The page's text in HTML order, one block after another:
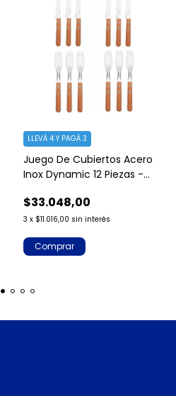
Juego De Cubiertos Acero
Inox Dynamic 12 Piezas -
$33.048,00
3 x $11.016,00 sin interés
LLEVÁ 4 Y PAGÁ 3
Comprar